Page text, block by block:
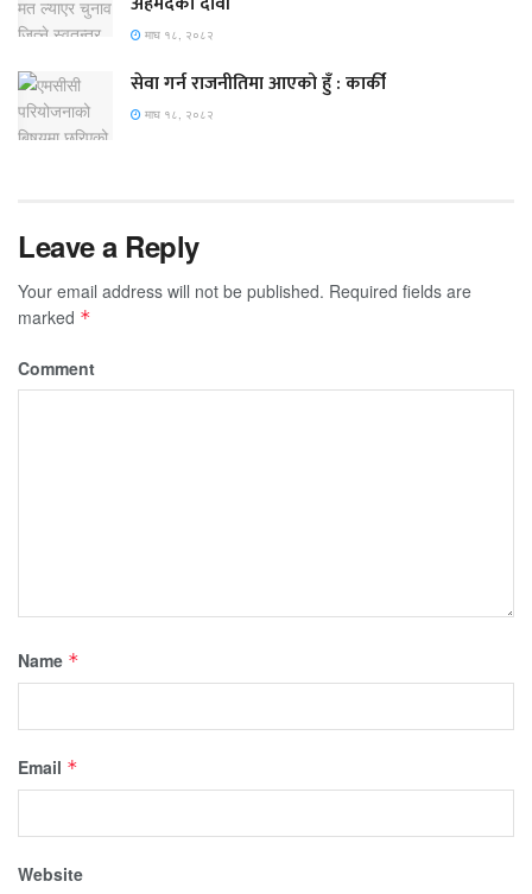
माघ १८, २०८२
सेवा गर्न राजनीतिमा आएको हुँ : कार्की
माघ १८, २०८२
Leave a Reply
Your email address will not be published. Required fields are
marked *
Comment
Name *
Email *
Website